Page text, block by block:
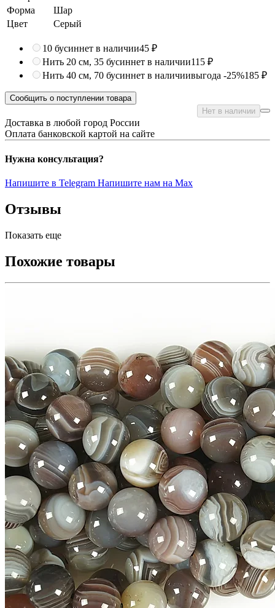
Форма
Шар
Цвет
Серый
10 бусиннет в наличии45 ₽
Нить 20 см, 35 бусиннет в наличии115 ₽
Нить 40 см, 70 бусиннет в наличиивыгода -25%185 ₽
Сообщить о поступлении товара
Нет в наличии
Доставка в любой город России
Оплата банковской картой на сайте
Нужна консультация?
Напишите в Telegram Напишите нам на Max
Отзывы
Показать еще
Похожие товары